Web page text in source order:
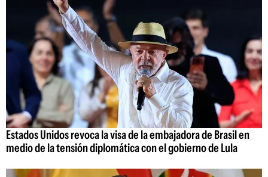
Estados Unidos revoca la visa de la embajadora de Brasil en
medio de la tensión diplomática con el gobierno de Lula